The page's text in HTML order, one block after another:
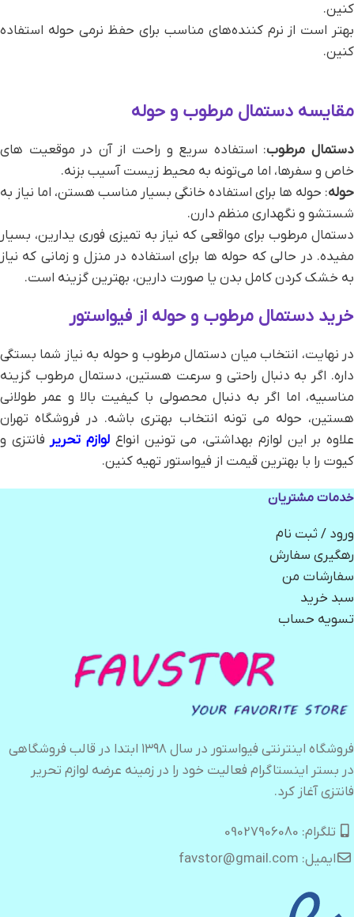
کنین.
بهتر است از نرم‌ کننده‌های مناسب برای حفظ نرمی حوله استفاده
کنین.
مقایسه دستمال مرطوب و حوله
دستمال مرطوب: استفاده سریع و راحت از آن در موقعیت‌ های
خاص و سفرها، اما می‌تونه به محیط زیست آسیب بزنه.
حوله: حوله‌ ها برای استفاده خانگی بسیار مناسب هستن، اما نیاز به
شستشو و نگهداری منظم دارن.
دستمال مرطوب برای مواقعی که نیاز به تمیزی فوری یدارین، بسیار
مفیده. در حالی که حوله‌ ها برای استفاده در منزل و زمانی که نیاز
به خشک کردن کامل بدن یا صورت دارین، بهترین گزینه است.
خرید دستمال مرطوب و حوله از فیواستور
در نهایت، انتخاب میان دستمال مرطوب و حوله به نیاز شما بستگی
داره. اگر به دنبال راحتی و سرعت هستین، دستمال مرطوب گزینه
مناسبیه، اما اگر به دنبال محصولی با کیفیت بالا و عمر طولانی
هستین، حوله می‌ تونه انتخاب بهتری باشه. در فروشگاه تهران
علاوه بر این لوازم بهداشتی، می تونین انواع لوازم تحریر فانتزی و
کیوت را با بهترین قیمت از فیواستور تهیه کنین.
خدمات مشتریان
ورود / ثبت نام
رهگیری سفارش
سفارشات من
سبد خرید
تسویه حساب
فروشگاه اینترنتی فیواستور در سال ۱۳۹۸ ابتدا در قالب فروشگاهی
در بستر اینستاگرام فعالیت خود را در زمینه عرضه لوازم تحریر
فانتزی آغاز کرد.
تلگرام: 09027906080
ایمیل: favstor@gmail.com